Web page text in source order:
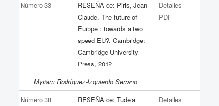
Número 33
RESEÑA de: Piris, Jean-
Claude. The future of
Europe : towards a two
speed EU?. Cambridge:
Cambridge University-
Press, 2012
Detalles
PDF
Myriam Rodríguez-Izquierdo Serrano
Número 38
RESEÑA de: Tudela
Detalles